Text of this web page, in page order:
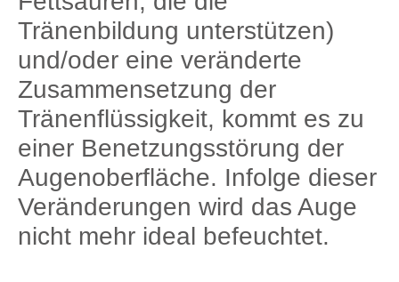
Tränenbildung unterstützen)
und/oder eine veränderte
Zusammensetzung der
Tränenflüssigkeit, kommt es zu
einer Benetzungsstörung der
Augenoberfläche. Infolge dieser
Veränderungen wird das Auge
nicht mehr ideal befeuchtet.